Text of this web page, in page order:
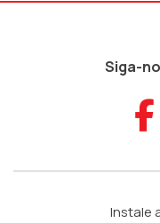
Siga-
Instale